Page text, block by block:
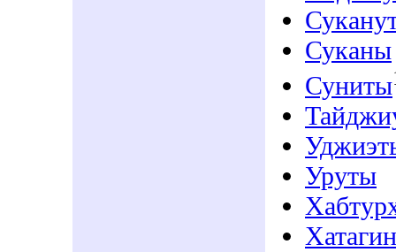
Суканы
Суниты
Уруты